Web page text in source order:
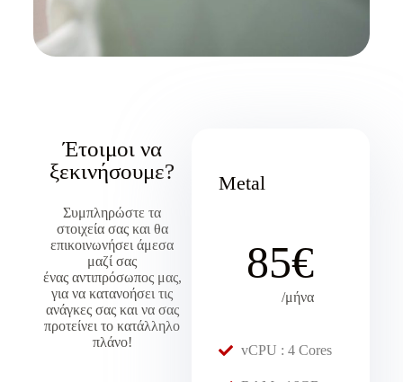
Έτοιμοι να
ξεκινήσουμε?
Συμπληρώστε τα
στοιχεία σας και θα
επικοινωνήσει άμεσα
μαζί σας
ένας αντιπρόσωπος μας,
για να κατανοήσει τις
ανάγκες σας και να σας
προτείνει το κατάλληλο
πλάνο!
Metal
85€
/μήνα
vCPU : 4 Cores